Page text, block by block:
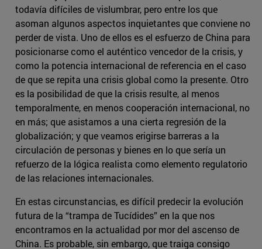
todavía difíciles de vislumbrar, pero entre los que
asoman algunos aspectos inquietantes que conviene no
perder de vista. Uno de ellos es el esfuerzo de China para
posicionarse como el auténtico vencedor de la crisis, y
como la potencia internacional de referencia en el caso
de que se repita una crisis global como la presente. Otro
es la posibilidad de que la crisis resulte, al menos
temporalmente, en menos cooperación internacional, no
en más; que asistamos a una cierta regresión de la
globalización; y que veamos erigirse barreras a la
circulación de personas y bienes en lo que sería un
refuerzo de la lógica realista como elemento regulatorio
de las relaciones internacionales.
En estas circunstancias, es difícil predecir la evolución
futura de la “trampa de Tucídides” en la que nos
encontramos en la actualidad por mor del ascenso de
China. Es probable, sin embargo, que traiga consigo